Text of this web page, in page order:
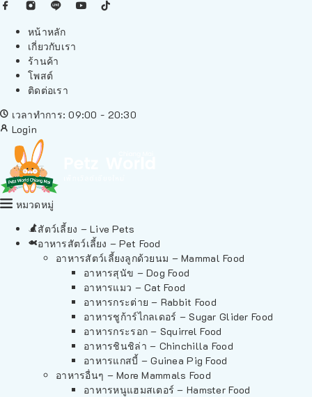
หน้าหลัก
เกี่ยวกับเรา
ร้านค้า
โพสต์
ติดต่อเรา
เวลาทำการ: 09:00 - 20:30
Login
หมวดหมู่
สัตว์เลี้ยง – Live Pets
อาหารสัตว์เลี้ยง – Pet Food
อาหารสัตว์เลี้ยงลูกด้วยนม – Mammal Food
อาหารสุนัข – Dog Food
อาหารแมว – Cat Food
อาหารกระต่าย – Rabbit Food
อาหารชูก้าร์ไกลเดอร์ – Sugar Glider Food
อาหารกระรอก – Squirrel Food
อาหารชินชิล่า – Chinchilla Food
อาหารแกสบี้ – Guinea Pig Food
อาหารอื่นๆ – More Mammals Food
อาหารหนูแฮมสเตอร์ – Hamster Food